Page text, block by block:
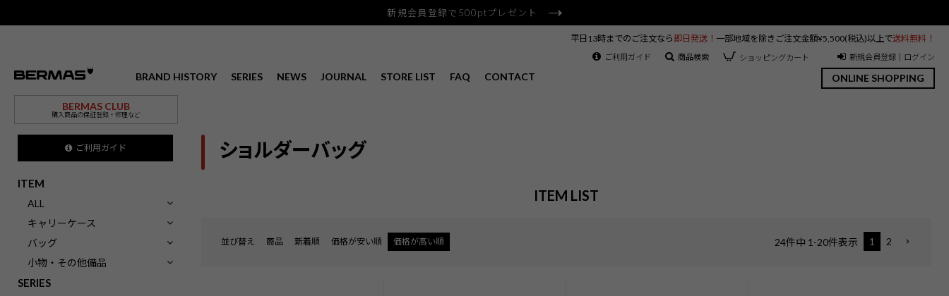
新規会員登録で500ptプレゼント
BRAND HISTORY SERIES NEWS JOURNAL STORE LIST FAQ CONTACT
BERMAS CLUB
購入商品の保証登録・修理など
ONLINE SHOPPING
平日13時までのご注文なら 即日発送！ 一部地域を除きご注文金額¥5,500(税込)以上で送料無料！
ご利用ガイド 商品検索 ショッピングカート 新規会員登録｜ログイン
ご利用ガイド
ITEM
ALL
キャリーケース
バッグ
小物・その他備品
SERIES
ショルダーバッグ
ITEM LIST
並び替え 商品 新着順 価格が安い順 価格が高い順 24件中 1 -20件表示 1 2